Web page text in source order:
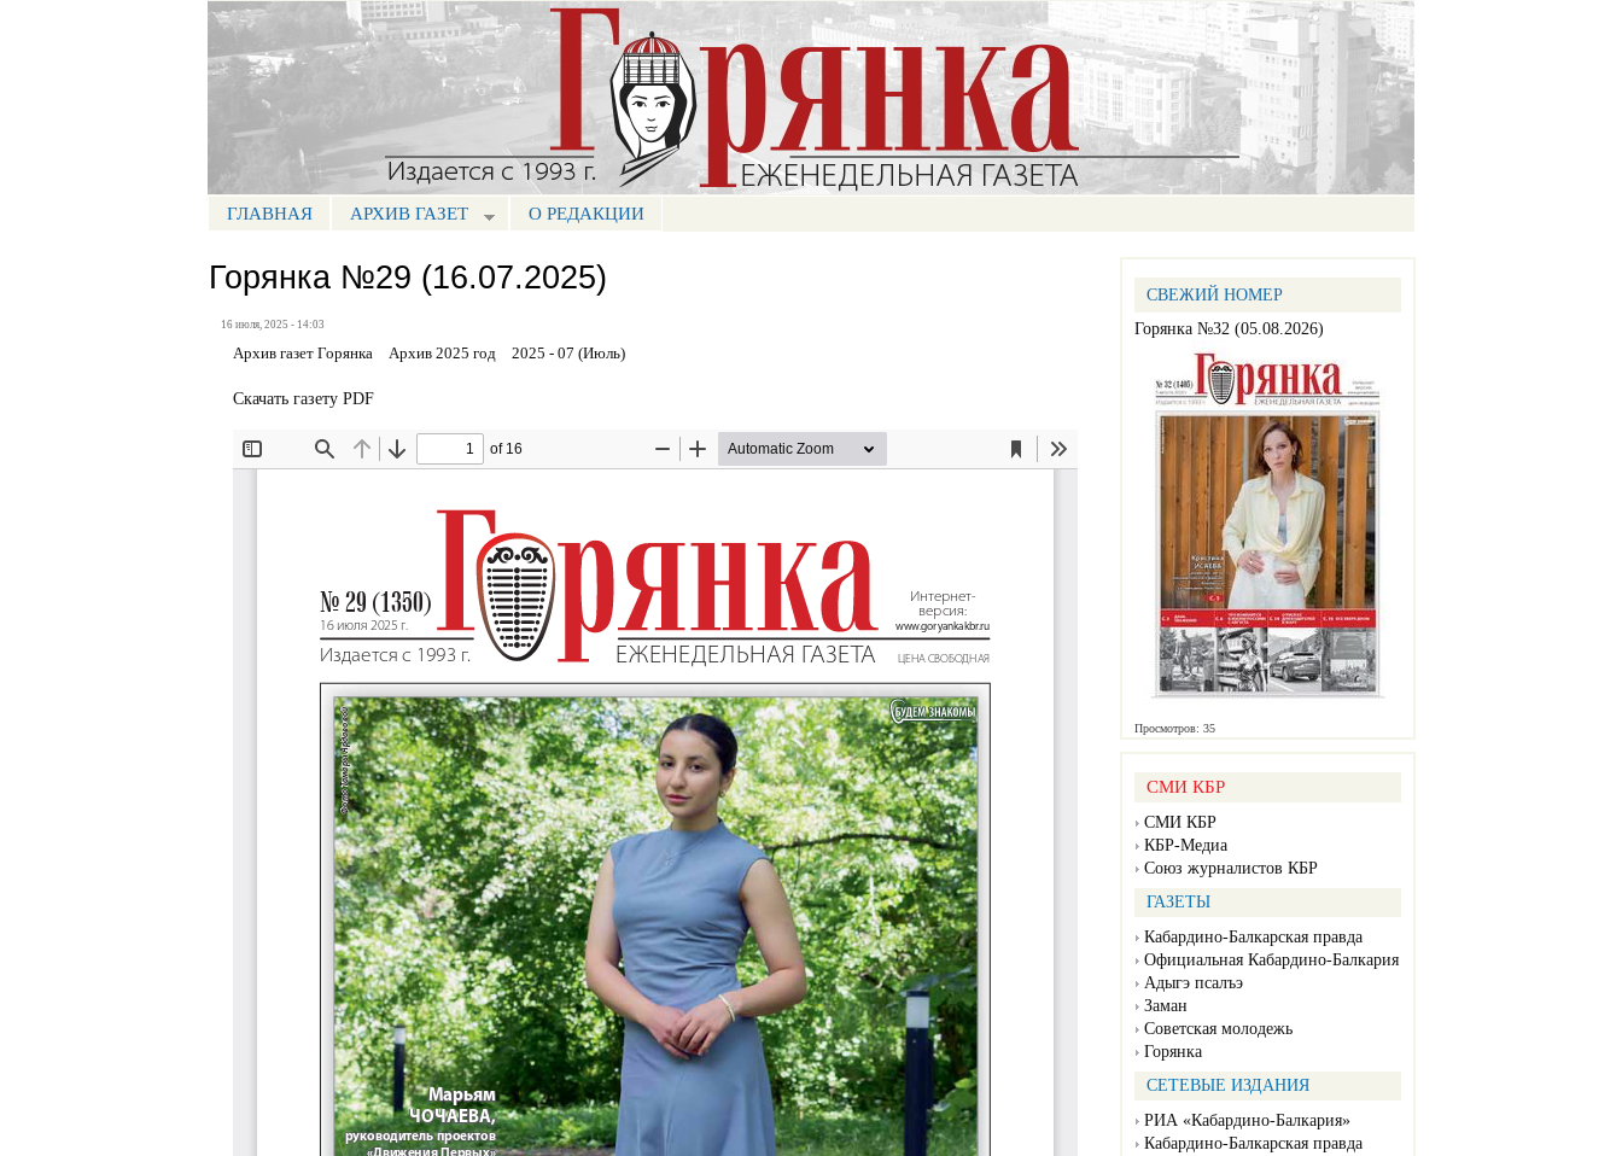
основному
содержанию
Портал СМИ КБР
МЕНЮ ГОРЯНКА
ГЛАВНАЯ АРХИВ ГАЗЕТ О РЕДАКЦИИ
СВЕЖИЙ НОМЕР
Горянка №32 (05.08.2026)
Просмотров: 35
СМИ КБР
СМИ КБР
КБР-Медиа
Союз журналистов КБР
ГАЗЕТЫ
Кабардино-Балкарская правда
Официальная Кабардино-Балкария
Адыгэ псалъэ
Заман
Советская молодежь
Горянка
СЕТЕВЫЕ ИЗДАНИЯ
РИА «Кабардино-Балкария»
Кабардино-Балкарская правда
Горянка №29 (16.07.2025)
16 июля, 2025 - 14:03
Архив газет Горянка Архив 2025 год 2025 - 07 (Июль)
Скачать газету PDF